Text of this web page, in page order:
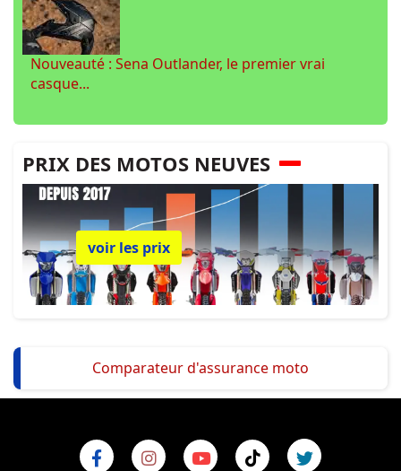
Nouveauté : Sena Outlander, le premier vrai
casque...
PRIX DES MOTOS NEUVES
voir les prix
Comparateur d'assurance moto